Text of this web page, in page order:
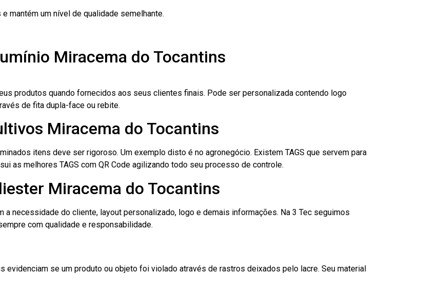
mantém um nível de qualidade semelhante.
Miracema do Tocantins
produtos quando fornecidos aos seus clientes finais. Pode ser personalizada contendo logo
de fita dupla-face ou rebite.
Miracema do Tocantins
itens deve ser rigoroso. Um exemplo disto é no agronegócio. Existem TAGS que servem para
as melhores TAGS com QR Code agilizando todo seu processo de controle.
Miracema do Tocantins
necessidade do cliente, layout personalizado, logo e demais informações. Na 3 Tec seguimos
com qualidade e responsabilidade.
se um produto ou objeto foi violado através de rastros deixados pelo lacre. Seu material